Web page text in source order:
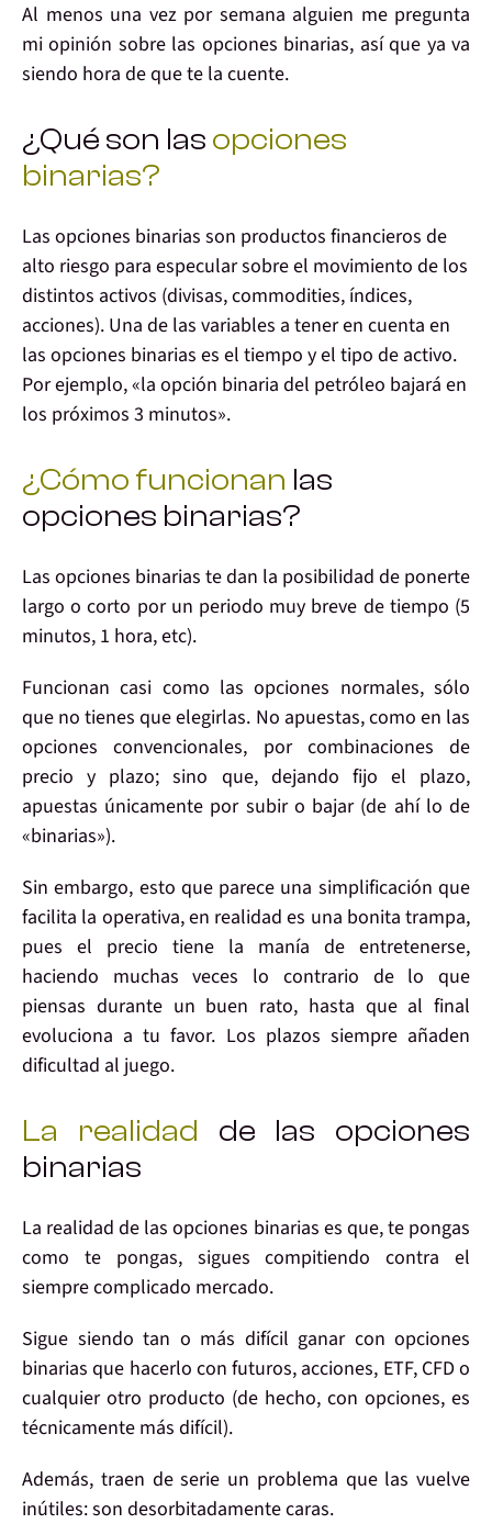
Al menos una vez por semana alguien me pregunta
mi opinión sobre las opciones binarias, así que ya va
siendo hora de que te la cuente.
¿Qué son las opciones
binarias?
Las opciones binarias son productos financieros de
alto riesgo para especular sobre el movimiento de los
distintos activos (divisas, commodities, índices,
acciones). Una de las variables a tener en cuenta en
las opciones binarias es el tiempo y el tipo de activo.
Por ejemplo, «la opción binaria del petróleo bajará en
los próximos 3 minutos».
¿Cómo funcionan las
opciones binarias?
Las opciones binarias te dan la posibilidad de ponerte
largo o corto por un periodo muy breve de tiempo (5
minutos, 1 hora, etc).
Funcionan casi como las opciones normales, sólo
que no tienes que elegirlas. No apuestas, como en las
opciones convencionales, por combinaciones de
precio y plazo; sino que, dejando fijo el plazo,
apuestas únicamente por subir o bajar(de ahí lo de
«binarias»).
Sin embargo, esto que parece una simplificación que
facilita la operativa, en realidad es una bonita trampa,
pues el precio tiene la manía de entretenerse,
haciendo muchas veces lo contrario de lo que
piensas durante un buen rato, hasta que al final
evoluciona a tu favor. Los plazos siempre añaden
dificultad al juego.
La realidad de las opciones
binarias
La realidad de las opciones binarias es que, te pongas
como te pongas, sigues compitiendo contra el
siempre complicado mercado.
Sigue siendo tan o más difícil ganar con opciones
binarias que hacerlo con futuros, acciones, ETF, CFD o
cualquier otro producto (de hecho, con opciones, es
técnicamente más difícil).
Además, traen de serie un problema que las vuelve
inútiles:son desorbitadamente caras.